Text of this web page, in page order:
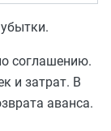
соглашению.
и затрат. В
аванса.